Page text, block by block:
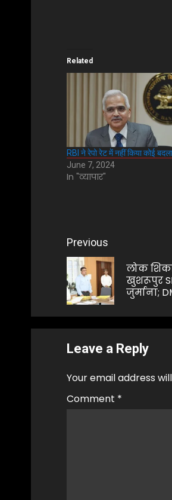
Related
RBI ने रेपो रेट में नहीं किया कोई
June 7, 2024
In "व्यापार"
Post
navigation
Previous
लोक
खुशरूपुर
जुर्माना;
Leave a Reply
Your email address
Comment *